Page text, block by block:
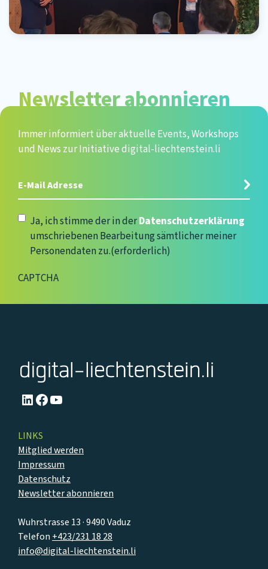
Newsletter abonnieren
Immer informiert über aktuelle Events, Workshops
und News zur Initiative digital-liechtenstein.li
E-
Datenschutzerklärung(erforderlich)
Ja, ich stimme der in derDatenschutzerklärung
umschriebenen Bearbeitung sämtlicher meiner
Personendaten zu.(erforderlich)
CAPTCHA
LinkedIn
Facebook
YouTube
Wuhrstrasse 13 · 9490 Vaduz
Telefon +423/231 18 28
info@digital-liechtenstein.li
LINKS
Mitglied werden
Impressum
Datenschutz
Newsletter abonnieren